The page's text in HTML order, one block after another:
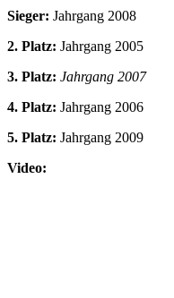
Sieger: Jahrgang 2008
2. Platz: Jahrgang 2005
3. Platz: Jahrgang 2007
4. Platz: Jahrgang 2006
5. Platz: Jahrgang 2009
Video: